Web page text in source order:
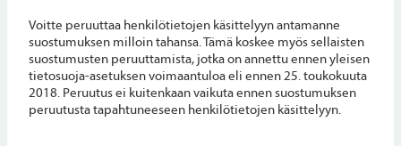
Voitte peruuttaa henkilötietojen käsittelyyn antamanne
suostumuksen milloin tahansa. Tämä koskee myös sellaisten
suostumusten peruuttamista, jotka on annettu ennen yleisen
tietosuoja-asetuksen voimaantuloa eli ennen 25. toukokuuta
2018. Peruutus ei kuitenkaan vaikuta ennen suostumuksen
peruutusta tapahtuneeseen henkilötietojen käsittelyyn.